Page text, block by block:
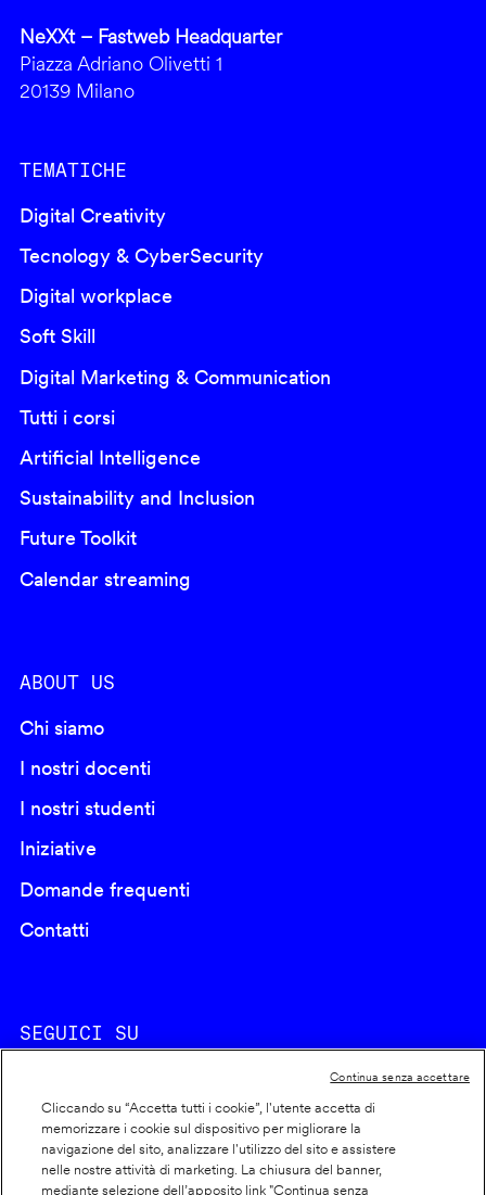
NeXXt – Fastweb Headquarter
Piazza Adriano Olivetti 1
20139 Milano
TEMATICHE
Digital Creativity
Tecnology & CyberSecurity
Digital workplace
Soft Skill
Digital Marketing & Communication
Tutti i corsi
Artificial Intelligence
Sustainability and Inclusion
Future Toolkit
Calendar streaming
ABOUT US
Chi siamo
I nostri docenti
I nostri studenti
Iniziative
Domande frequenti
Contatti
SEGUICI SU
Cookie policy
Cliccando su “Accetta tutti i cookie”, l'utente accetta di
memorizzare i cookie sul dispositivo per migliorare la
navigazione del sito, analizzare l'utilizzo del sito e assistere
nelle nostre attività di marketing. La chiusura del banner,
mediante selezione dell’apposito link "Continua senza
Continua senza accettare